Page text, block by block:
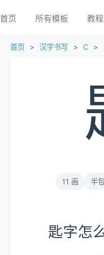
首页 所有模板 教程
首页 > 汉字书写 > C >
11 画 半
匙字怎